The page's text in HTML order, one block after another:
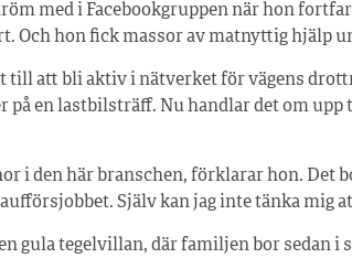
med i Facebookgruppen när hon
Och hon fick massor av matnyttig hjälp
till att bli aktiv i nätverket för vägens
på en lastbilsträff. Nu handlar det om
i den här branschen, förklarar hon. Det
Själv kan jag inte tänka mig
gula tegelvillan, där familjen bor sedan i